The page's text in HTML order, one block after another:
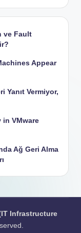
ve Fault
Appear
Yanıt Vermiyor,
in VMware
Ağ Geri Alma
Infrastructure